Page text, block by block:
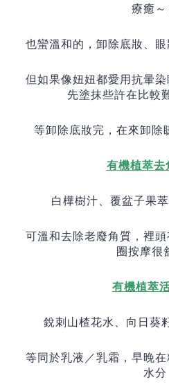
療癒～
也蠻溫和的，卸除底妝、眼
但如果像妞妞都愛用抗暈
先塗抹些許在比較
等卸除底妝完，在來卸除
有機植萃去
白樺樹汁、覆盆子果
可溫和去除老廢角質，裡
圈按摩很
有機植萃
銳刺山楂花水、向日葵
等同於乳液／乳霜，早晚
水分